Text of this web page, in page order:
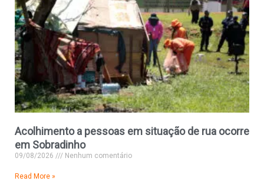
Acolhimento a pessoas em situação de rua ocorre
em Sobradinho
09/08/2026 Nenhum comentário
Read More »